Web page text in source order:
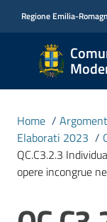
Regione Emilia-
Comune
di
Modena
CIVICA
MONET
Home /
Elaborati 2023 /
QC.C3.2.3
opere incongrue